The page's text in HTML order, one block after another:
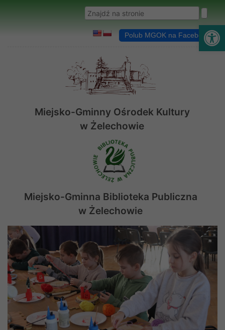
Wyszukaj w serwisie
Polub MGOK na Facebooku
Miejsko-Gminny Ośrodek Kultury
w Żelechowie
Miejsko-Gminna Biblioteka Publiczna
w Żelechowie